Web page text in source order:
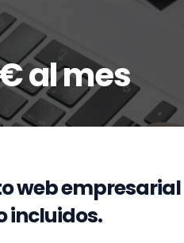
al mes
web empresarial
incluidos.